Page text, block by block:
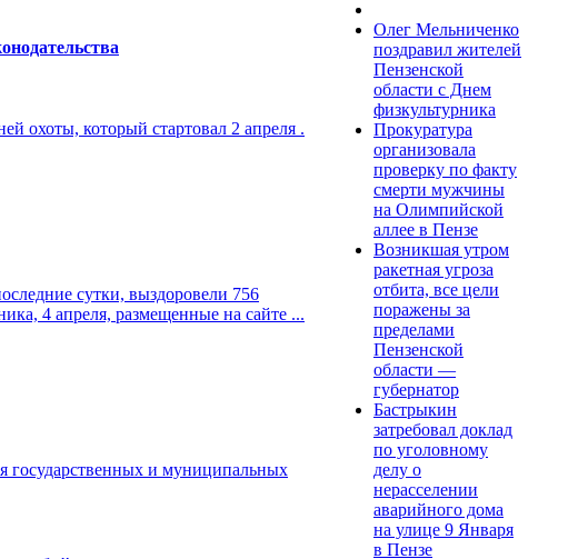
охоты, который стартовал 2 апреля .
сутки, выздоровели 756
4 апреля, размещенные на сайте ...
государственных и муниципальных
Олег Мельниченко
поздравил жителей
Пензенской
области с Днем
физкультурника
Прокуратура
организовала
проверку по факту
смерти мужчины
на Олимпийской
аллее в Пензе
Возникшая утром
ракетная угроза
отбита, все цели
поражены за
пределами
Пензенской
области —
губернатор
Бастрыкин
затребовал доклад
по уголовному
делу о
нерасселении
аварийного дома
на улице 9 Января
в Пензе